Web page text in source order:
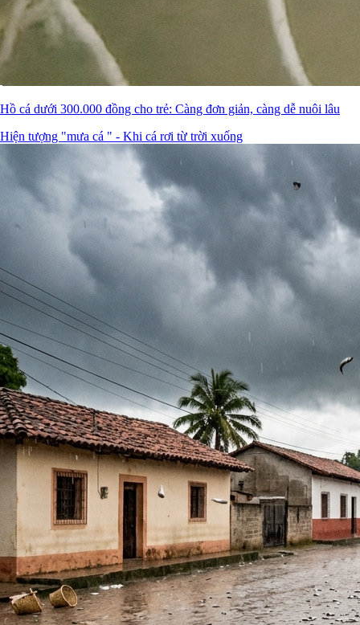
Hồ cá dưới 300.000 đồng cho trẻ: Càng đơn giản, càng dễ nuôi lâu
Hiện tượng "mưa cá " - Khi cá rơi từ trời xuống